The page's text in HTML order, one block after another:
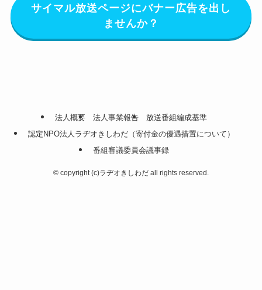
サイマル放送ページにバナー広告を出し
ませんか？
法人概要 法人事業報告
放送番組編成基準
認定NPO法人ラヂオきしわだ（寄付金の優遇措置について）
番組審議委員会議事録
© copyright (c)ラヂオきしわだ all rights reserved.